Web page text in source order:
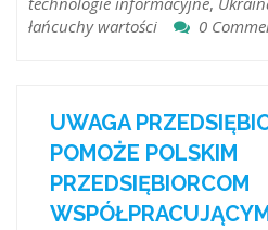
łańcuchy wartości
0
UWAGA
POMOŻE POLSKIM
PRZEDSIĘBIORCOM